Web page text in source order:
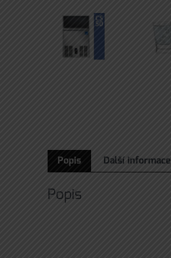
Popis Další informace
Popis